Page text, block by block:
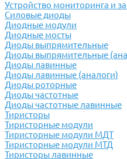
Устройство мониторинга и
Силовые диоды
Диодные модули
Диодные мосты
Диоды выпрямительные
Диоды выпрямительные
Диоды лавинные
Диоды лавинные (аналоги)
Диоды роторные
Диоды частотные
Диоды частотные лавинные
Тиристоры
Тиристорные модули
Тиристорные модули МДТ
Тиристорные модули МТД
Тиристоры лавинные